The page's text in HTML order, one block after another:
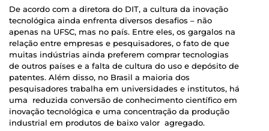
De acordo com a diretora do DIT, a cultura da inovação
tecnológica ainda enfrenta diversos desafios – não
apenas na UFSC, mas no país. Entre eles, os gargalos na
relação entre empresas e pesquisadores, o fato de que
muitas indústrias ainda preferem comprar tecnologias
de outros países e a falta de cultura do uso e depósito de
patentes. Além disso, no Brasil a maioria dos
pesquisadores trabalha em universidades e institutos, há
uma reduzida conversão de conhecimento científico em
inovação tecnológica e uma concentração da produção
industrial em produtos de baixo valor agregado.